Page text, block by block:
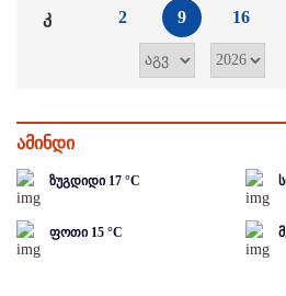
კ 2 9 16
ამინდი
ზუგდიდი 17 °C
ფოთი 15 °C